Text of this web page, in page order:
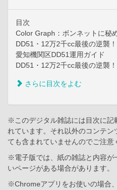
目次
Color Graph：ボンネットに秘
DD51・12万2千cc最後の逆襲
愛知機関区DD51運用ガイド
DD51・12万2千cc最後の逆襲
さらに目次をよむ
※このデジタル雑誌には目次に記
れています。それ以外のコンテ
ても含まれていませんのでご注意
※電子版では、紙の雑誌と内容が
いページがある場合があります。
※Chromeアプリをお使いの場合